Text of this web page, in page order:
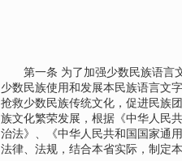
第一条 为了加强少数民族语言
少数民族使用和发展本民族语言文
抢救少数民族传统文化，促进民族
族文化繁荣发展，根据《中华人民
治法》、《中华人民共和国国家通
法律、法规，结合本省实际，制定